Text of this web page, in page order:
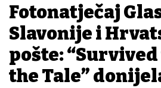
Fotonatječaj
Slavonije i
pošte:
the Tale”